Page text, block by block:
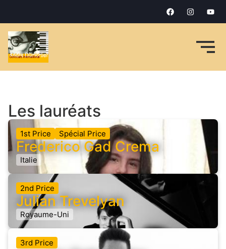
Les lauréats
1st Price Spécial Price
Frederico Gad Crema
Italie
2nd Price
Julian Trevelyan
Royaume-Uni
3rd Price